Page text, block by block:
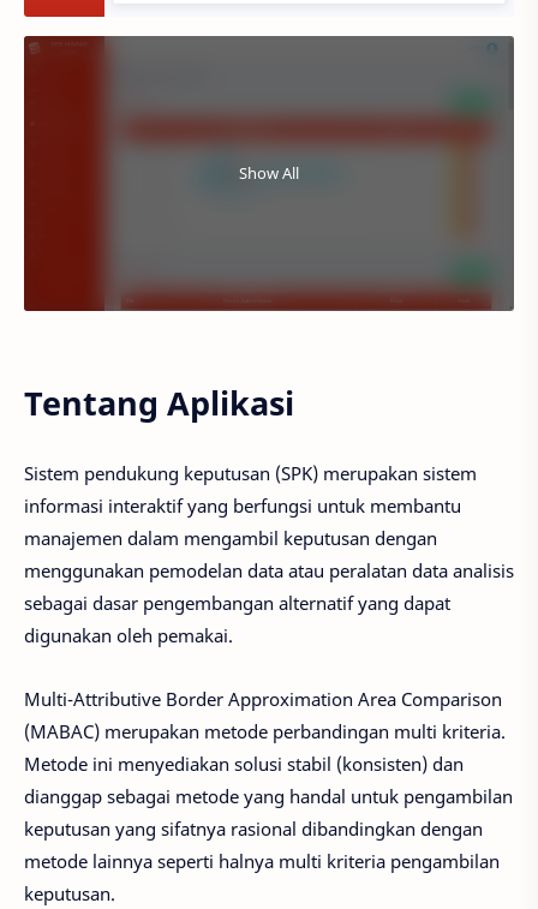
Show All
Tentang Aplikasi
Sistem pendukung keputusan (SPK) merupakan sistem
informasi interaktif yang berfungsi untuk membantu
manajemen dalam mengambil keputusan dengan
menggunakan pemodelan data atau peralatan data analisis
sebagai dasar pengembangan alternatif yang dapat
digunakan oleh pemakai.
Multi-Attributive Border Approximation Area Comparison
(MABAC) merupakan metode perbandingan multi kriteria.
Metode ini menyediakan solusi stabil (konsisten) dan
dianggap sebagai metode yang handal untuk pengambilan
keputusan yang sifatnya rasional dibandingkan dengan
metode lainnya seperti halnya multi kriteria pengambilan
keputusan.